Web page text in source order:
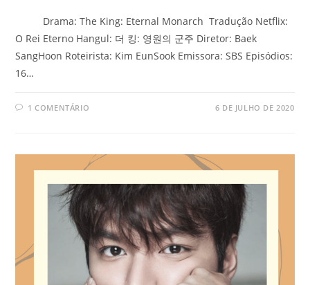
Drama: The King: Eternal Monarch Tradução Netflix:
O Rei Eterno Hangul: 더 킹: 영원의 군주 Diretor: Baek
SangHoon Roteirista: Kim EunSook Emissora: SBS Episódios:
16…
1 COMENTÁRIO 6 DE JULHO DE 2020